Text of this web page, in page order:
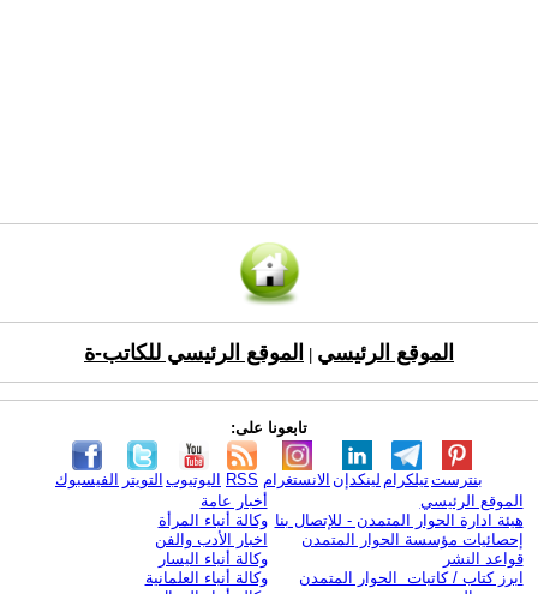
الموقع الرئيسي الموقع الرئيسي للكاتب-ة
تابعونا على:
الفيسبوك التويتر اليوتيوب RSS الانستغرام لينكدإن تيلكرامبنترست
الموقع الرئيسي
هيئة ادارة الحوار المتمدن - للإتصال بنا
إحصائيات مؤسسة الحوار المتمدن
قواعد النشر
ابرز كتاب / كاتبات الحوار المتمدن
أخبار عامة
وكالة أنباء المرأة
اخبار الأدب والفن
وكالة أنباء اليسار
وكالة أنباء العلمانية